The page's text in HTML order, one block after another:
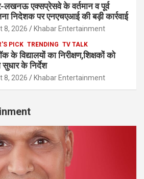
लखनऊ एक्सप्रेसवे के वर्तमान व पूर्व
निदेशक पर एनएचएआई की बड़ी कार्रवाई
8, 2026 Khabar Entertainment
PICK TRENDING TV TALK
के विद्यालयों का निरीक्षण,शिक्षकों को
सुधार के निर्देश
8, 2026 Khabar Entertainment